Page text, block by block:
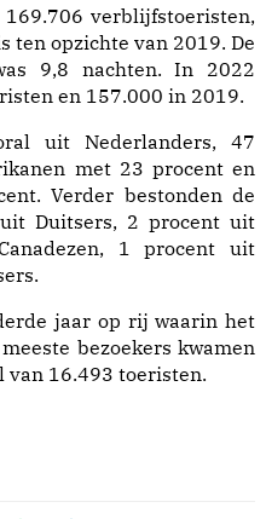
verblijfstoeristen,
ten opzichte van 2019. De
9,8 nachten. In 2022
en 157.000 in 2019.
uit Nederlanders, 47
met 23 procent en
Verder bestonden de
Duitsers, 2 procent uit
1 procent uit
jaar op rij waarin het
bezoekers kwamen
van 16.493 toeristen.